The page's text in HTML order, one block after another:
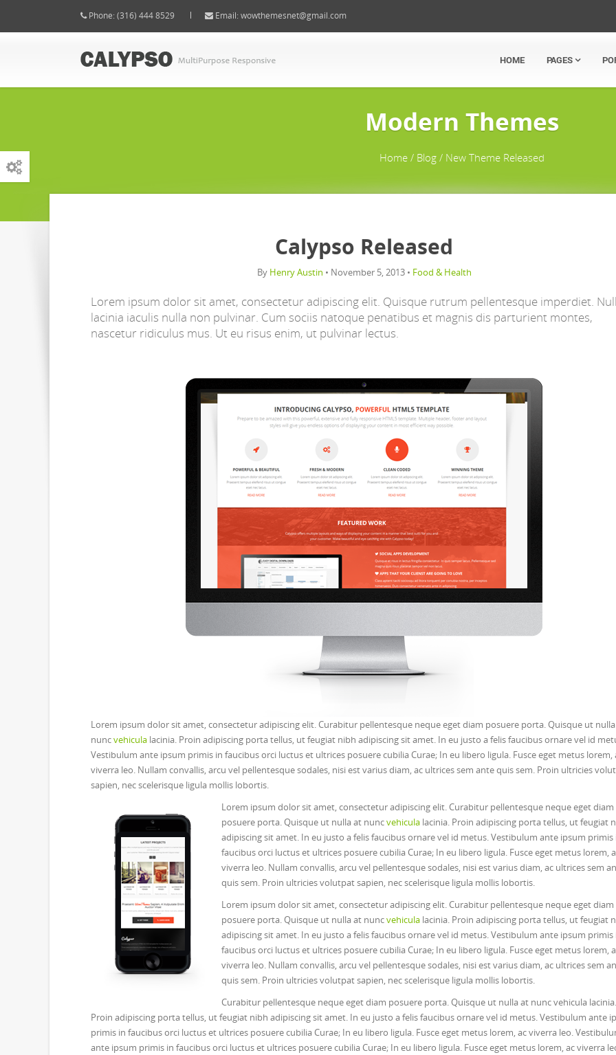
Phone: (316) 444 8529 Email: wowthemesnet@gmail.com
HOME PAGES
Modern Themes
Home / Blog / New Theme Released
Calypso Released
By Henry Austin • November 5, 2013 • Food & Health
Lorem ipsum dolor sit amet, consectetur adipiscing elit. Quisque rutrum pellentesque imperdiet.
lacinia iaculis nulla non pulvinar. Cum sociis natoque penatibus et magnis dis parturient montes,
nascetur ridiculus mus. Ut eu risus enim, ut pulvinar lectus.
Lorem ipsum dolor sit amet, consectetur adipiscing elit. Curabitur pellentesque neque eget diam posuere porta. Quisque ut
nuncvehicula lacinia. Proin adipiscing porta tellus, ut feugiat nibh adipiscing sit amet. In eu justo a felis faucibus ornare vel id
Vestibulum ante ipsum primis in faucibus orci luctus et ultrices posuere cubilia Curae; In eu libero ligula. Fusce eget metus lorem,
viverra leo. Nullam convallis, arcu vel pellentesque sodales, nisi est varius diam, ac ultrices sem ante quis sem. Proin ultricies
sapien, nec scelerisque ligula mollis lobortis.
Lorem ipsum dolor sit amet, consectetur adipiscing elit. Curabitur pellentesque neque eget diam
posuere porta. Quisque ut nulla at nuncvehicula lacinia. Proin adipiscing porta tellus, ut feugiat
adipiscing sit amet. In eu justo a felis faucibus ornare vel id metus. Vestibulum ante ipsum primis
faucibus orci luctus et ultrices posuere cubilia Curae; In eu libero ligula. Fusce eget metus lorem,
viverra leo. Nullam convallis, arcu vel pellentesque sodales, nisi est varius diam, ac ultrices sem
quis sem. Proin ultricies volutpat sapien, nec scelerisque ligula mollis lobortis.
Lorem ipsum dolor sit amet, consectetur adipiscing elit. Curabitur pellentesque neque eget diam
posuere porta. Quisque ut nulla at nuncvehicula lacinia. Proin adipiscing porta tellus, ut feugiat
adipiscing sit amet. In eu justo a felis faucibus ornare vel id metus. Vestibulum ante ipsum primis
faucibus orci luctus et ultrices posuere cubilia Curae; In eu libero ligula. Fusce eget metus lorem,
viverra leo. Nullam convallis, arcu vel pellentesque sodales, nisi est varius diam, ac ultrices sem
quis sem. Proin ultricies volutpat sapien, nec scelerisque ligula mollis lobortis.
Curabitur pellentesque neque eget diam posuere porta. Quisque ut nulla at nunc vehicula lacinia.
Proin adipiscing porta tellus, ut feugiat nibh adipiscing sit amet. In eu justo a felis faucibus ornare vel id metus. Vestibulum ante
primis in faucibus orci luctus et ultrices posuere cubilia Curae; In eu libero ligula. Fusce eget metus lorem, ac viverra leo.
ante ipsum primis in faucibus orci luctus et ultrices posuere cubilia Curae; In eu libero ligula. Fusce eget metus lorem, ac viverra